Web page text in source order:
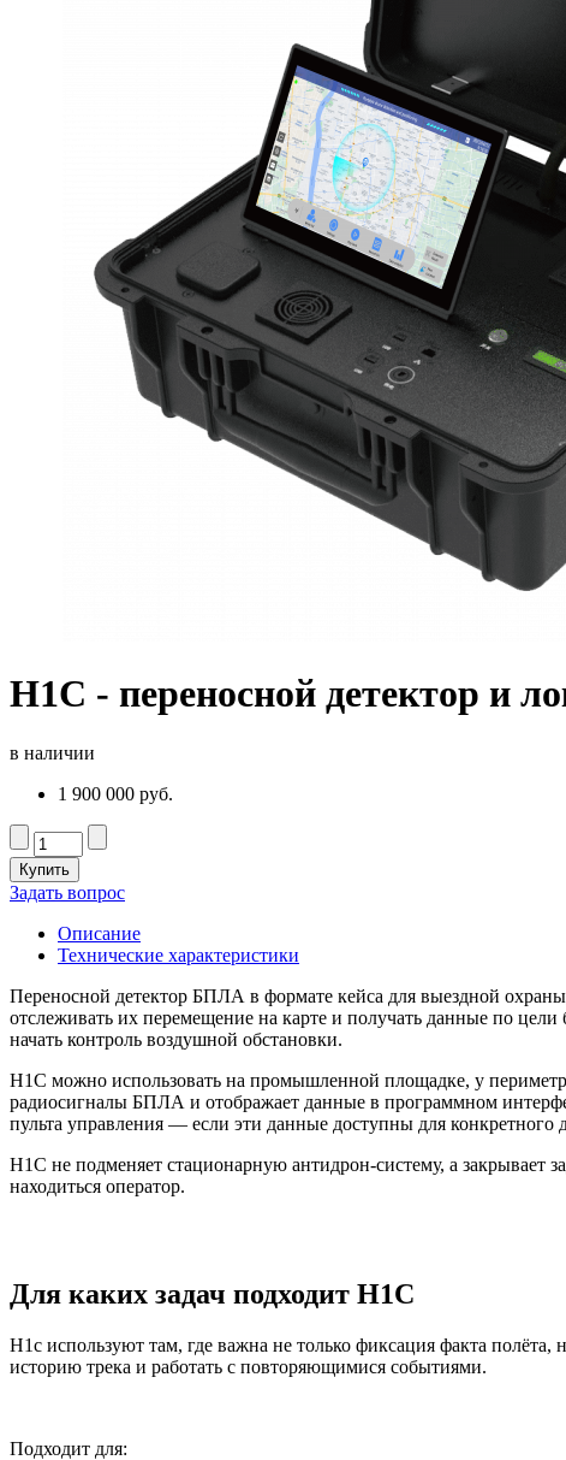
H1C - переносной детектор и
в наличии
1 900 000 руб.
Купить
Задать вопрос
Описание
Технические характеристики
Переносной детектор БПЛА в формате кейса для выездной
отслеживать их перемещение на карте и получать данные по
начать контроль воздушной обстановки.
H1C можно использовать на промышленной площадке, у
радиосигналы БПЛА и отображает данные в программном
пульта управления — если эти данные доступны для конкретного
H1C не подменяет стационарную антидрон-систему, а закрывает
находиться оператор.
Для каких задач подходит H1C
H1c используют там, где важна не только фиксация факта
историю трека и работать с повторяющимися событиями.
Подходит для: